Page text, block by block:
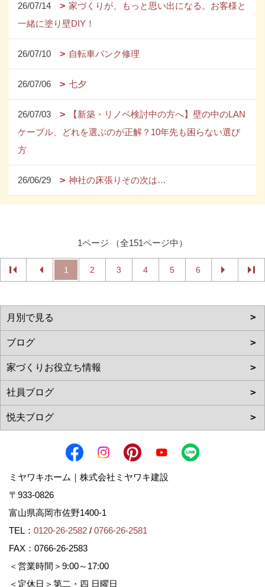
26/07/14
家づくりが、もっと思い出になる。お客様と
一緒に塗り壁DIY！
26/07/10 自転車パンク修理
26/07/06 七夕
26/07/03
【新築・リノベ検討中の方へ】壁の中のLAN
ケーブル、どれを選ぶのが正解？10年先も困らない選び
方
26/06/29 神社の床張りその次は…
1ページ （全151ページ中）
1 2 3 4 5 6
ミヤワキホーム｜株式会社ミヤワキ建設
〒933-0826
富山県高岡市佐野1400-1
TEL： 0120-26-2582 / 0766-26-2581
FAX：0766-26-2583
＜営業時間＞9:00～17:00
＜定休日＞第二・四 日曜日